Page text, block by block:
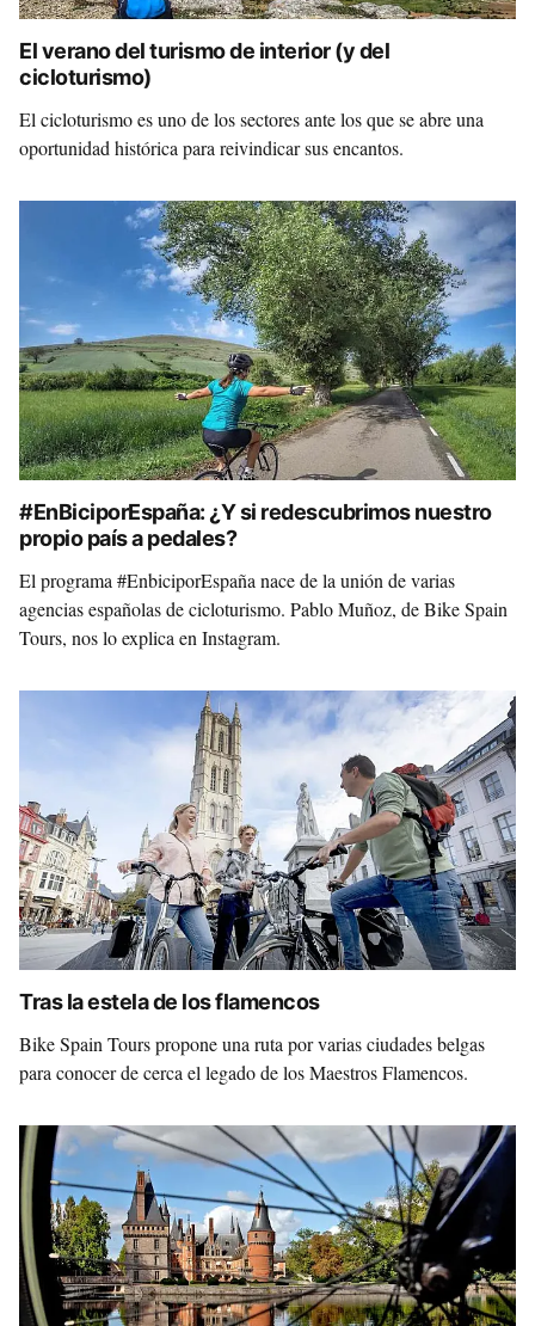
El verano del turismo de interior (y del
cicloturismo)
El cicloturismo es uno de los sectores ante los que se abre una
oportunidad histórica para reivindicar sus encantos.
#EnBiciporEspaña: ¿Y si redescubrimos nuestro
propio país a pedales?
El programa #EnbiciporEspaña nace de la unión de varias
agencias españolas de cicloturismo. Pablo Muñoz, de Bike Spain
Tours, nos lo explica en Instagram.
Tras la estela de los flamencos
Bike Spain Tours propone una ruta por varias ciudades belgas
para conocer de cerca el legado de los Maestros Flamencos.